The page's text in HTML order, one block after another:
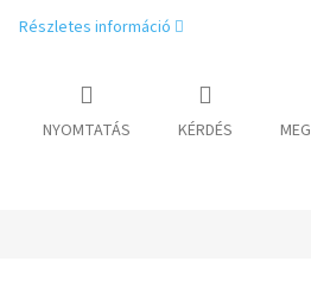
Részletes információ
NYOMTATÁS KÉRDÉS